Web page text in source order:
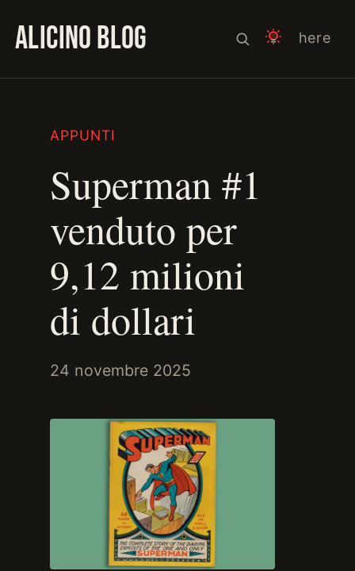
ALICINO BLOG here
APPUNTI
Superman #1
venduto per
9,12 milioni
di dollari
24 novembre 2025